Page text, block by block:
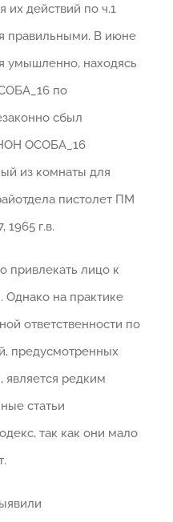
их действий по ч.1
правильными. В июне
умышленно, находясь
по
сбыл
ОСОБА_16
из комнаты для
пистолет ПМ
1965 г.в.
привлекать лицо к
Однако на практике
ответственности по
предусмотренных
является редким
статьи
так как они мало